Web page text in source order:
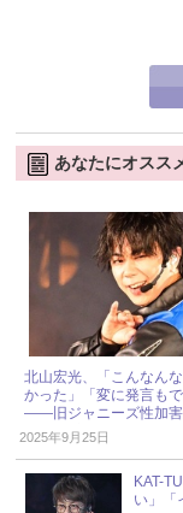
あなたにオスス
北山宏光、「こんなん
かった」「変に発言もで
――旧ジャニーズ性加害
後の“本音” « ジャニーズ
2025年9月25日
KAT-
い」「